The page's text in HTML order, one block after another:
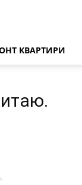
КВАРТИРИ